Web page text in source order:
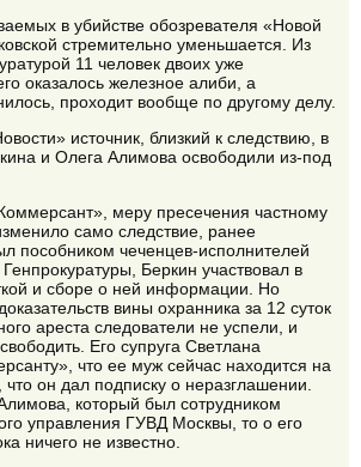
в убийстве обозревателя «Новой
стремительно уменьшается. Из
11 человек двоих уже
оказалось железное алиби, а
проходит вообще по другому делу.
источник, близкий к следствию, в
и Олега Алимова освободили из-под
меру пресечения частному
само следствие, ранее
пособником чеченцев-исполнителей
Беркин участвовал в
и сборе о ней информации. Но
вины охранника за 12 суток
ареста следователи не успели, и
Его супруга Светлана
что ее муж сейчас находится на
что он дал подписку о неразглашении.
который был сотрудником
управления ГУВД Москвы, то о его
ничего не известно.